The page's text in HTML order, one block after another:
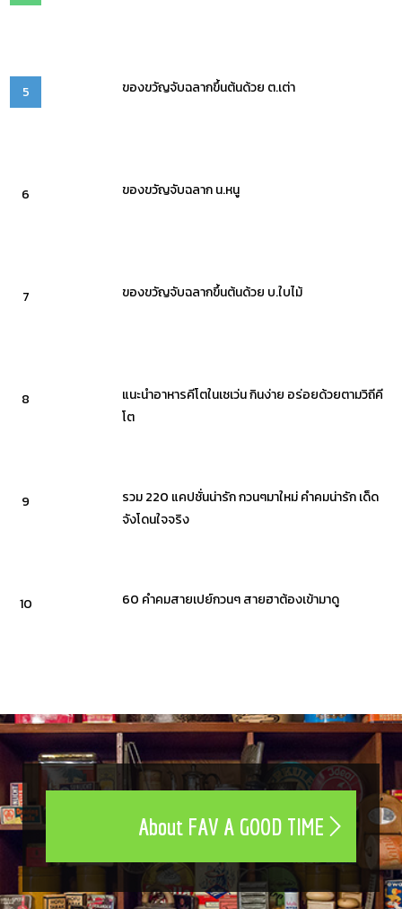
5 ของขวัญจับฉลากขึ้นต้นด้วย ต.เต่า
6 ของขวัญจับฉลาก น.หนู
7 ของขวัญจับฉลากขึ้นต้นด้วย บ.ใบไม้
8
แนะนำอาหารคีโตในเซเว่น กินง่าย อร่อยด้วยตามวิถีคี
โต
9
รวม 220 แคปชั่นน่ารัก กวนๆมาใหม่ คำคมน่ารัก เด็ด
จังโดนใจจริง
10 60 คำคมสายเปย์กวนๆ สายฮาต้องเข้ามาดู
About FAV A GOOD TIME